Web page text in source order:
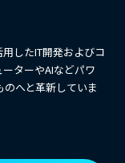
したIT開発およびコ
ターやAIなどパワ
へと革新していま